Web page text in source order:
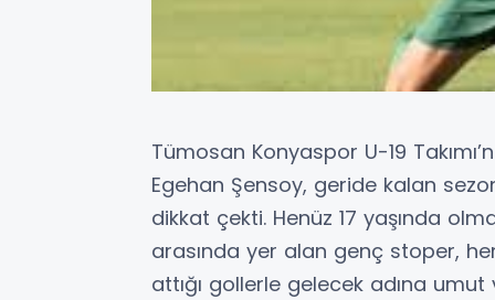
Tümosan Konyaspor U-19
Egehan Şensoy, geride kalan
dikkat çekti. Henüz 17 yaşında
arasında yer alan genç stoper,
attığı gollerle gelecek adına umut